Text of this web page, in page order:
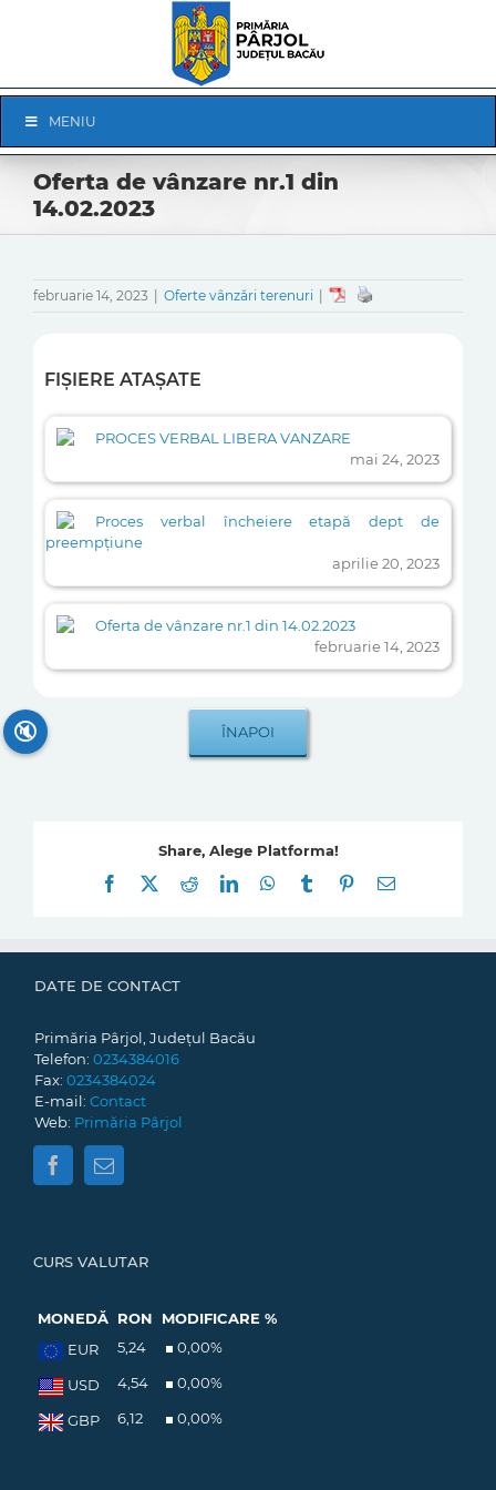
Navigation
MENIU
Oferta de vânzare nr.1 din
14.02.2023
februarie 14, 2023 Oferte vânzări terenuri
FIȘIERE ATAȘATE
PROCES VERBAL LIBERA VANZARE
mai 24, 2023
Proces verbal încheiere etapă dept de
preempțiune
aprilie 20, 2023
Oferta de vânzare nr.1 din 14.02.2023
februarie 14, 2023
Share, Alege Platforma!
Facebook
RedditLinkedInWhatsApp
Tumblr Pinterest
E-
DATE DE CONTACT
Primăria Pârjol, Județul Bacău
Telefon: 0234384016
Fax: 0234384024
E-mail: Contact
Web: Primăria Pârjol
CURS VALUTAR
MONEDĂ RON
MODIFICARE %
EUR
5,24 0,00%
USD 4,54 0,00%
GBP 6,12 0,00%
🔇